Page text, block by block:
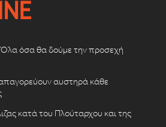
όσα θα δούμε την προσεχή
αυστηρά κάθε
κατά του Πλούταρχου και της